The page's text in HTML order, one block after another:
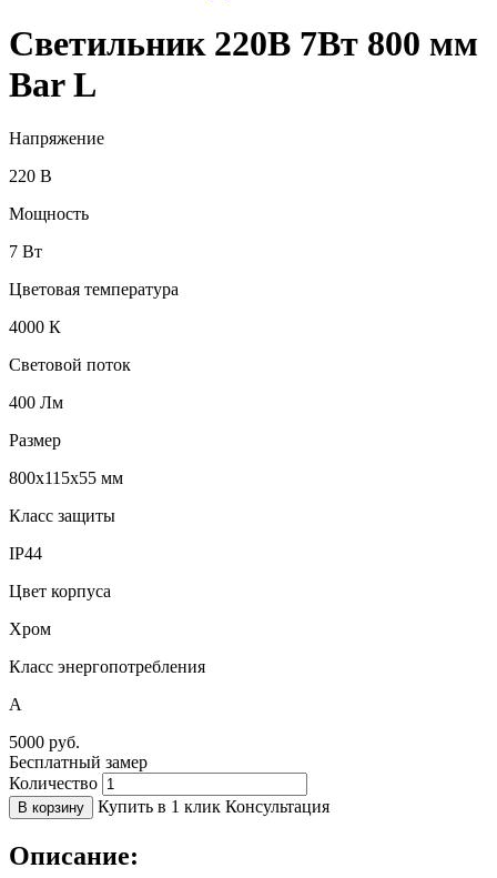
Светильник 220В 7Вт 800 мм
Bar L
Напряжение
220 В
Мощность
7 Вт
Цветовая температура
4000 К
Световой поток
400 Лм
Размер
800x115x55 мм
Класс защиты
IP44
Цвет корпуса
Хром
Класс энергопотребления
А
5000 руб.
Бесплатный замер
Количество
В корзину Купить в 1 клик Консультация
Описание: